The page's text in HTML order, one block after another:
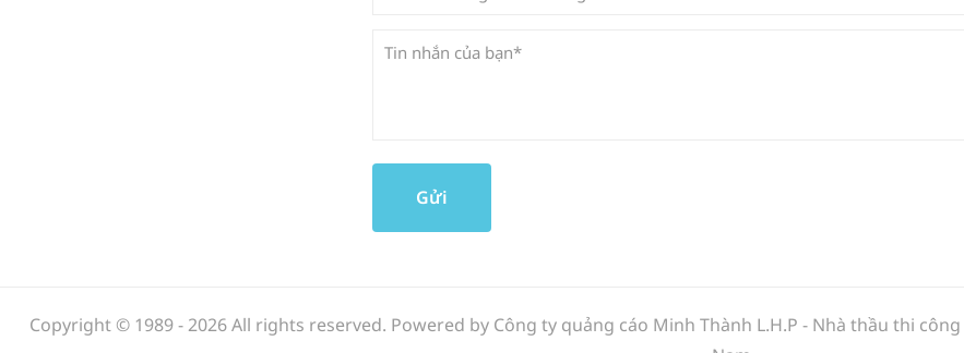
Copyright © 1989 - 2026 All rights reserved. Powered by Công ty quảng cáo Minh Thành L.H.P - Nhà thầu thi